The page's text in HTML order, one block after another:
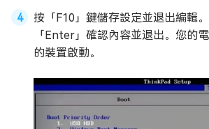
按「F10」鍵儲存設定並退出編輯
「Enter」確認內容並退出。您的
的裝置啟動。